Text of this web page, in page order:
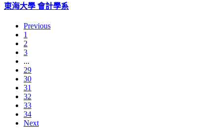
東海大學 會計學系
Previous
1
2
3
...
29
30
31
32
33
34
Next